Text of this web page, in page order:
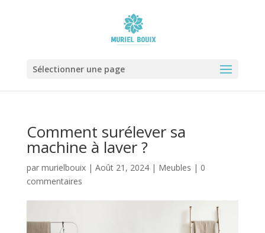
Sélectionner une page
Comment surélever sa
machine à laver ?
par murielbouix| Août 21, 2024| Meubles | 0
commentaires